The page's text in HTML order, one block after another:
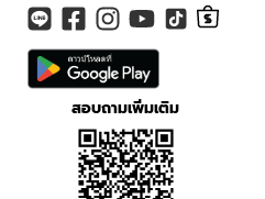
สอบถามเพิ่มเติม